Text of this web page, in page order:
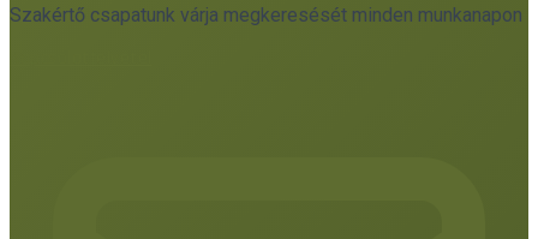
Szakértő csapatunk várja megkeresését minden munkanapon